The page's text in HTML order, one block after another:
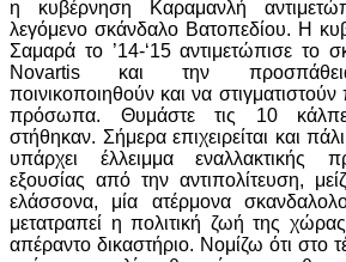
η κυβέρνηση Καραμανλή
λεγόμενο σκάνδαλο Βατοπεδίου. Η
Σαμαρά το ’14-‘15 αντιμετώπισε το
Novartis και την
ποινικοποιηθούν και να στιγματιστούν
πρόσωπα. Θυμάστε τις 10
στήθηκαν. Σήμερα επιχειρείται και
υπάρχει έλλειμμα εναλλακτικής
εξουσίας από την αντιπολίτευση,
ελάσσονα, μία ατέρμονα
μετατραπεί η πολιτική ζωή της
απέραντο δικαστήριο. Νομίζω ότι στο